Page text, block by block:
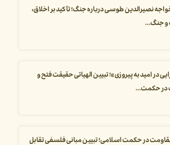
نصیرالدین طوسی درباره جنگ؛ تأکید بر اخلاق،
و جنگ...
در امید به پیروزی»؛ تبیین الهیاتی حقیقت فتح و
حکمت...
در حکمت اسلامی؛ تبیین مبانی فلسفی تقابل